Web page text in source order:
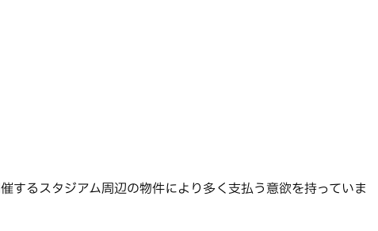
するスタジアム周辺の物件により多く支払う意欲を持っていま